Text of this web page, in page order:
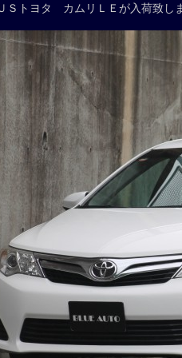
トヨタ カムリＬＥが入荷致し